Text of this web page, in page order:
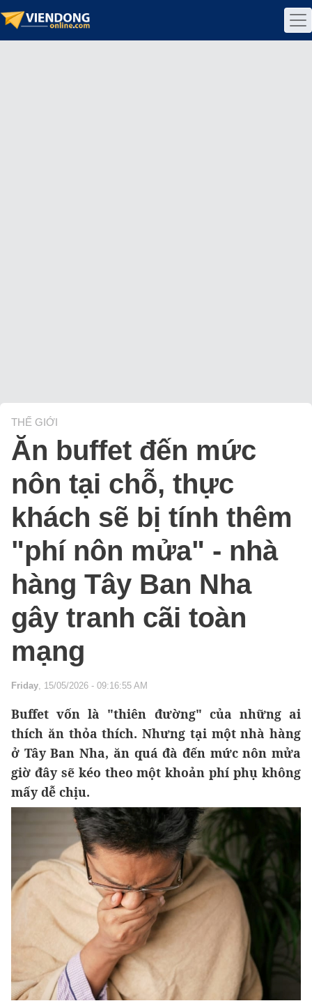
THẾ GIỚI
Ăn buffet đến mức
nôn tại chỗ, thực
khách sẽ bị tính thêm
"phí nôn mửa" - nhà
hàng Tây Ban Nha
gây tranh cãi toàn
mạng
Friday, 15/05/2026 - 09:16:55 AM
Buffet vốn là "thiên đường" của những ai
thích ăn thỏa thích. Nhưng tại một nhà hàng
ở Tây Ban Nha, ăn quá đà đến mức nôn mửa
giờ đây sẽ kéo theo một khoản phí phụ không
mấy dễ chịu.